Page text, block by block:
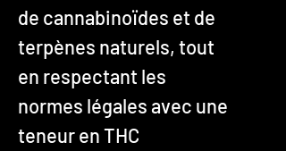
de cannabinoïdes et de
terpènes naturels, tout
en respectant les
normes légales avec une
teneur en THC